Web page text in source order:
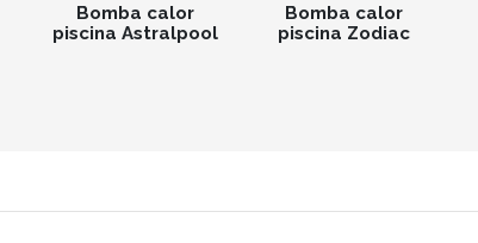
Bomba calor
piscina Astralpool
Bomba calor
piscina Zodiac